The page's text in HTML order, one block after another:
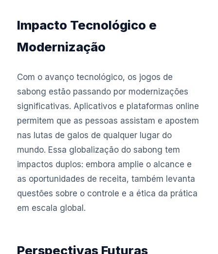
Impacto Tecnológico e
Modernização
Com o avanço tecnológico, os jogos de
sabong estão passando por modernizações
significativas. Aplicativos e plataformas online
permitem que as pessoas assistam e apostem
nas lutas de galos de qualquer lugar do
mundo. Essa globalização do sabong tem
impactos duplos: embora amplie o alcance e
as oportunidades de receita, também levanta
questões sobre o controle e a ética da prática
em escala global.
Perspectivas Futuras